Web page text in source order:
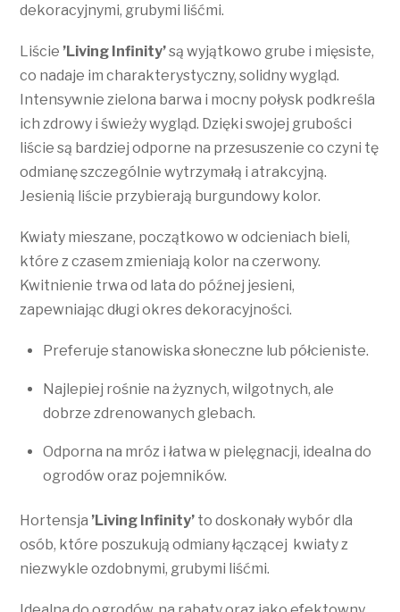
dekoracyjnymi, grubymi liśćmi.
Liście ’Living Infinity’są wyjątkowo grube i mięsiste,
co nadaje im charakterystyczny, solidny wygląd.
Intensywnie zielona barwa i mocny połysk podkreśla
ich zdrowy i świeży wygląd. Dzięki swojej grubości
liście są bardziej odporne na przesuszenie co czyni tę
odmianę szczególnie wytrzymałą i atrakcyjną.
Jesienią liście przybierają burgundowy kolor.
Kwiaty mieszane, początkowo w odcieniach bieli,
które z czasem zmieniają kolor na czerwony.
Kwitnienie trwa od lata do późnej jesieni,
zapewniając długi okres dekoracyjności.
Preferuje stanowiska słoneczne lub półcieniste.
Najlepiej rośnie na żyznych, wilgotnych, ale
dobrze zdrenowanych glebach.
Odporna na mróz i łatwa w pielęgnacji, idealna do
ogrodów oraz pojemników.
Hortensja ’Living Infinity’ to doskonały wybór dla
osób, które poszukują odmiany łączącej kwiaty z
niezwykle ozdobnymi, grubymi liśćmi.